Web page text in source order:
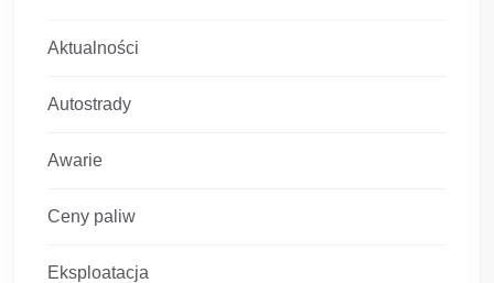
Aktualności
Autostrady
Awarie
Ceny paliw
Eksploatacja